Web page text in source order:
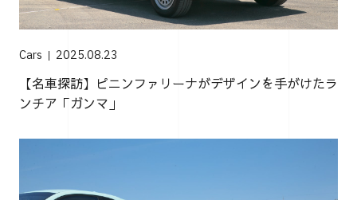
Cars 2025.08.23
【名車探訪】ピニンファリーナがデザインを手がけたラ
ンチア「ガンマ」